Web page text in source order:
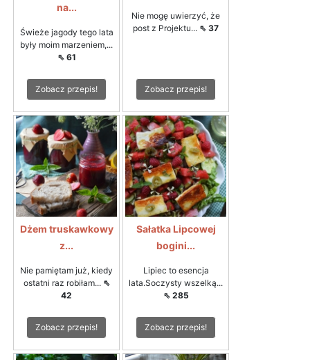
na...
Świeże jagody tego lata
były moim marzeniem,...
⇖ 61
Zobacz przepis!
Nie mogę uwierzyć, że
post z Projektu... ⇖ 37
Zobacz przepis!
Dżem truskawkowy
z...
Nie pamiętam już, kiedy
ostatni raz robiłam... ⇖
42
Zobacz przepis!
Sałatka Lipcowej
bogini...
Lipiec to esencja
lata.Soczysty wszelką...
⇖ 285
Zobacz przepis!